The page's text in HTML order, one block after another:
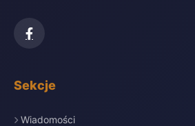
Sekcje
Wiadomości